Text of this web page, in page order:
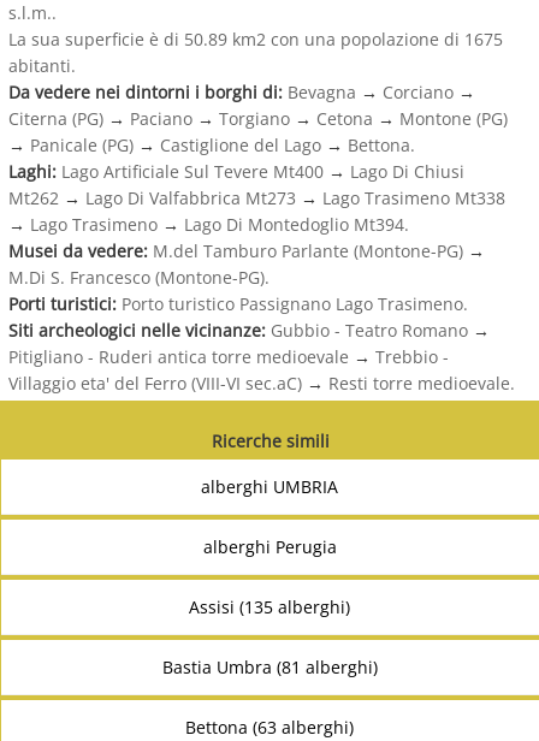
s.l.m..
La sua superficie è di 50.89 km2 con una popolazione di 1675
abitanti.
Da vedere nei dintorni i borghi di: Bevagna → Corciano →
Citerna (PG) → Paciano → Torgiano → Cetona → Montone (PG)
→ Panicale (PG) → Castiglione del Lago → Bettona.
Laghi: Lago Artificiale Sul Tevere Mt400 → Lago Di Chiusi
Mt262 → Lago Di Valfabbrica Mt273 → Lago Trasimeno Mt338
→ Lago Trasimeno → Lago Di Montedoglio Mt394.
Musei da vedere: M.del Tamburo Parlante (Montone-PG) →
M.Di S. Francesco (Montone-PG).
Porti turistici: Porto turistico Passignano Lago Trasimeno.
Siti archeologici nelle vicinanze: Gubbio - Teatro Romano →
Pitigliano - Ruderi antica torre medioevale → Trebbio -
Villaggio eta' del Ferro (VIII-VI sec.aC) → Resti torre medioevale.
Ricerche simili
alberghi UMBRIA
alberghi Perugia
Assisi (135 alberghi)
Bastia Umbra (81 alberghi)
Bettona (63 alberghi)